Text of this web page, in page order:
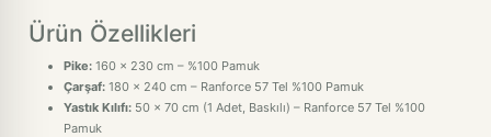
Ürün Özellikleri
Pike: 160 x 230 cm – %100 Pamuk
Çarşaf: 180 x 240 cm – Ranforce 57 Tel %100 Pamuk
Yastık Kılıfı: 50 x 70 cm (1 Adet, Baskılı) – Ranforce 57 Tel %100
Pamuk